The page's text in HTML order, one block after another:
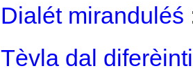
Dialét miranduléś
Tèvla dal